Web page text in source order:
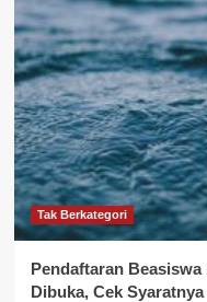
Tak Berkategori
Pendaftaran
Dibuka, Cek